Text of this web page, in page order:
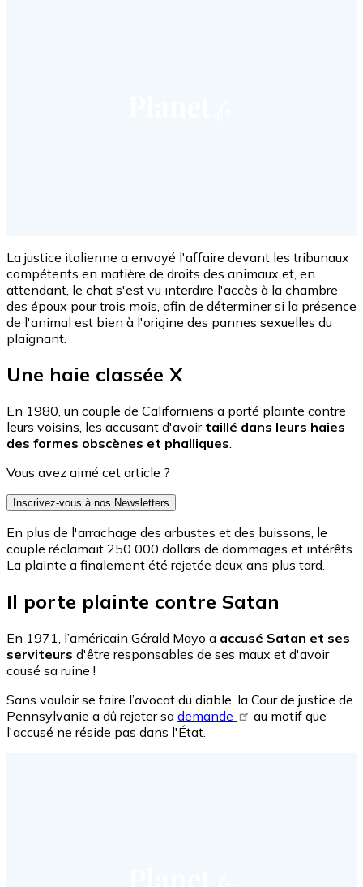
La justice italienne a envoyé l'affaire devant les tribunaux
compétents en matière de droits des animaux et, en
attendant, le chat s'est vu interdire l'accès à la chambre
des époux pour trois mois, afin de déterminer si la présence
de l'animal est bien à l'origine des pannes sexuelles du
plaignant.
Une haie classée X
En 1980, un couple de Californiens a porté plainte contre
leurs voisins, les accusant d'avoir taillé dans leurs haies
des formes obscènes et phalliques.
Vous avez aimé cet article ?
Inscrivez-vous à nos Newsletters
En plus de l'arrachage des arbustes et des buissons, le
couple réclamait 250 000 dollars de dommages et intérêts.
La plainte a finalement été rejetée deux ans plus tard.
Il porte plainte contre Satan
En 1971, l’américain Gérald Mayo a accusé Satan et ses
serviteurs d'être responsables de ses maux et d'avoir
causé sa ruine !
Sans vouloir se faire l’avocat du diable, la Cour de justice de
Pennsylvanie a dû rejeter sa demande
au motif que
l'accusé ne réside pas dans l'État.